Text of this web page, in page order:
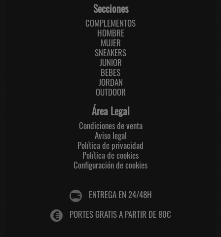
Secciones
COMPLEMENTOS
HOMBRE
MUJER
SNEAKERS
JUNIOR
BEBES
JORDAN
OUTDOOR
Área Legal
Condiciones de venta
Aviso legal
Política de privacidad
Política de cookies
Configuración de cookies
ENTREGA EN 24/48H
PORTES GRATIS A PARTIR DE 80€